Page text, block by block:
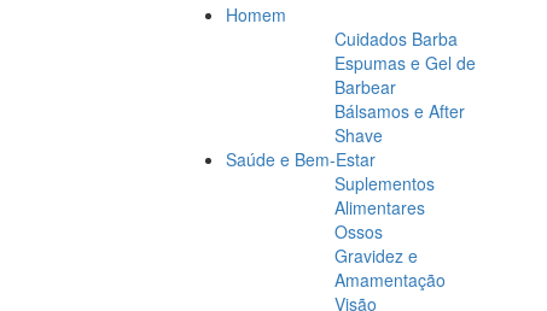
Homem
Cuidados Barba
Espumas e Gel de
Barbear
Bálsamos e After
Shave
Saúde e Bem-Estar
Suplementos
Alimentares
Ossos
Gravidez e
Amamentação
Visão